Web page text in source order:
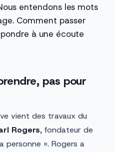
entendons les mots
Comment passer
à une écoute
pas pour
vient des travaux du
Rogers, fondateur de
personne ». Rogers a